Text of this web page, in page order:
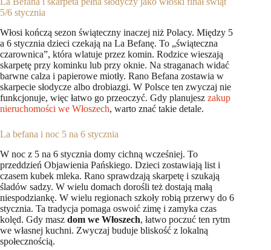
5/6 stycznia
Włosi kończą sezon świąteczny inaczej niż Polacy. Między 5
a 6 stycznia dzieci czekają na La Befanę. To „świąteczna
czarownica”, która wlatuje przez komin. Rodzice wieszają
skarpetę przy kominku lub przy oknie. Na straganach widać
barwne calza i papierowe miotły. Rano Befana zostawia w
skarpecie słodycze albo drobiazgi. W Polsce ten zwyczaj nie
funkcjonuje, więc łatwo go przeoczyć. Gdy planujesz zakup
nieruchomości we Włoszech, warto znać takie detale.
La befana i noc 5 na 6 stycznia
W noc z 5 na 6 stycznia domy cichną wcześniej. To
przeddzień Objawienia Pańskiego. Dzieci zostawiają list i
czasem kubek mleka. Rano sprawdzają skarpetę i szukają
śladów sadzy. W wielu domach dorośli też dostają małą
niespodziankę. W wielu regionach szkoły robią przerwy do 6
stycznia. Ta tradycja pomaga oswoić zimę i zamyka czas
kolęd. Gdy masz dom we Włoszech, łatwo poczuć ten rytm
we własnej kuchni. Zwyczaj buduje bliskość z lokalną
społecznością.